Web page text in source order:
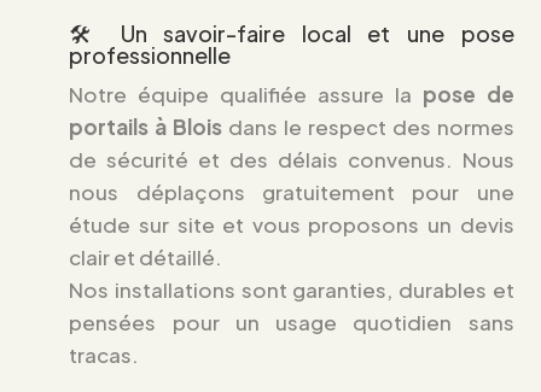
🛠️ Un savoir-faire local et une pose
professionnelle
Notre équipe qualifiée assure la pose de
portails à Blois dans le respect des normes
de sécurité et des délais convenus. Nous
nous déplaçons gratuitement pour une
étude sur site et vous proposons un devis
clair et détaillé.
Nos installations sont garanties, durables et
pensées pour un usage quotidien sans
tracas.